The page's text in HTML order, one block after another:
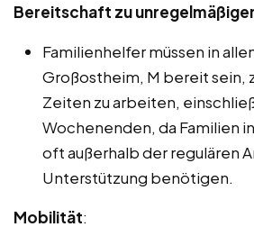
Bereitschaft zu
Familienhelfer müssen in
Großostheim, M bereit sein,
Zeiten zu arbeiten,
Wochenenden, da Familien
oft außerhalb der regulären
Unterstützung benötigen.
Mobilität: